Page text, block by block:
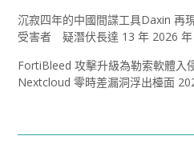
沉寂四年的中國間諜工具Daxin 再
受害者 疑潛伏長達 13 年 2026
FortiBleed 攻擊升級為勒索軟體入
Nextcloud 零時差漏洞浮出檯面